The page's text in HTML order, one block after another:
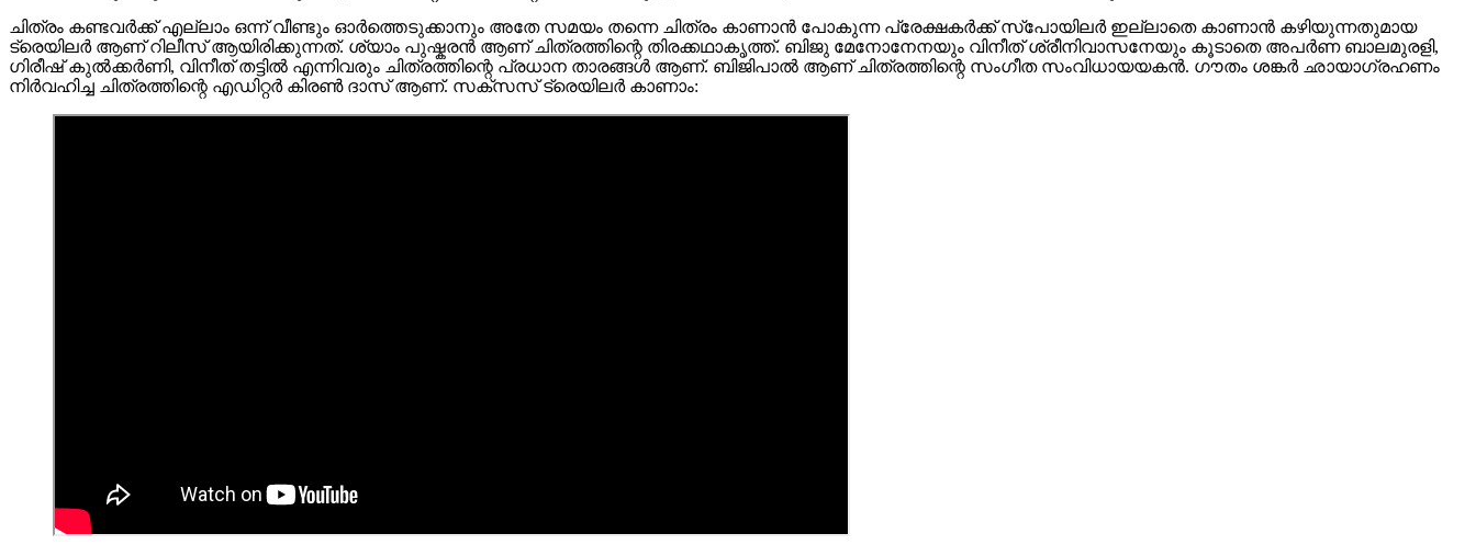
ചിത്രം കണ്ടവർക്ക് എല്ലാം ഒന്ന് വീണ്ടും ഓർത്തെടുക്കാനും അതേ സമയം തന്നെ ചിത്രം കാണാൻ പോകുന്ന പ്രേക്ഷകർക്ക് സ്പോയിലർ ഇല്ലാതെ കാണാൻ കഴിയുന്നതുമായ
ട്രെയിലർ ആണ് റിലീസ് ആയിരിക്കുന്നത്. ശ്യാം പുഷ്കരൻ ആണ് ചിത്രത്തിന്റെ തിരക്കഥാകൃത്ത്. ബിജു മേനോനേനയും വിനീത് ശ്രീനിവാസനേയും കൂടാതെ അപർണ ബാലമുരളി,
ഗിരീഷ് കുൽക്കർണി, വിനീത് തട്ടിൽ എന്നിവരും ചിത്രത്തിന്റെ പ്രധാന താരങ്ങൾ ആണ്. ബിജിപാൽ ആണ് ചിത്രത്തിന്റെ സംഗീത സംവിധായയകൻ. ഗൗതം ശങ്കർ ഛായാഗ്രഹണം
നിർവഹിച്ച ചിത്രത്തിന്റെ എഡിറ്റർ കിരൺ ദാസ് ആണ്. സക്സസ് ട്രെയിലർ കാണാം: